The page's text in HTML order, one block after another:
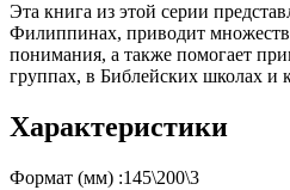
Эта книга из этой серии
Филиппинах, приводит
понимания, а также помогает
группах, в Библейских школах и
Характеристики
Формат (мм) :145\200\3